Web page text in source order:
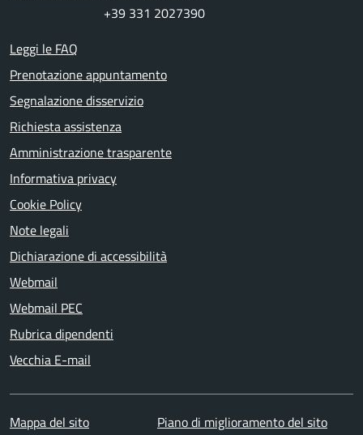
+39 331 2027390
Leggi le FAQ
Prenotazione appuntamento
Segnalazione disservizio
Richiesta assistenza
Amministrazione trasparente
Informativa privacy
Cookie Policy
Note legali
Dichiarazione di accessibilità
Webmail
Webmail PEC
Rubrica dipendenti
Vecchia E-mail
Mappa del sito Piano di miglioramento del sito